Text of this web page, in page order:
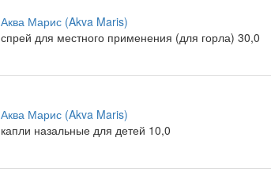
Аква Марис (Akva Maris)
спрей для местного применения (для горла) 30,0
Аква Марис (Akva Maris)
капли назальные для детей 10,0